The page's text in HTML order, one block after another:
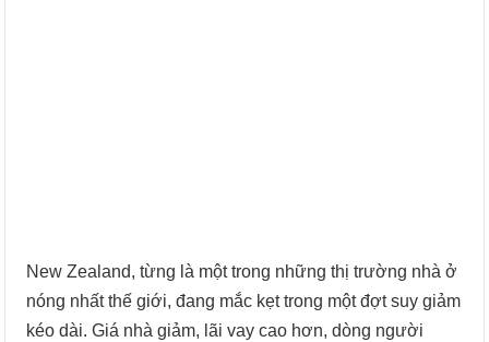
New Zealand, từng là một trong những thị trường nhà ở
nóng nhất thế giới, đang mắc kẹt trong một đợt suy giảm
kéo dài. Giá nhà giảm, lãi vay cao hơn, dòng người